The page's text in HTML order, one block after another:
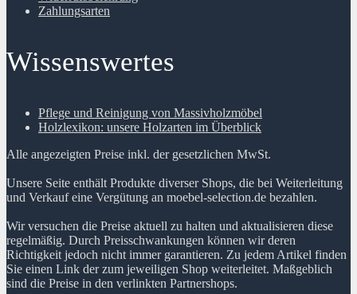
Zahlungsarten
Wissenswertes
Pflege und Reinigung von Massivholzmöbel
Holzlexikon: unsere Holzarten im Überblick
Alle angezeigten Preise inkl. der gesetzlichen MwSt.
Unsere Seite enthält Produkte diverser Shops, die bei Weiterleitung
und Verkauf eine Vergütung an moebel-selection.de bezahlen.
Wir versuchen die Preise aktuell zu halten und aktualisieren diese
regelmäßig. Durch Preisschwankungen können wir deren
Richtigkeit jedoch nicht immer garantieren. Zu jedem Artikel finden
Sie einen Link der zum jeweiligen Shop weiterleitet. Maßgeblich
sind die Preise in den verlinkten Partnershops.